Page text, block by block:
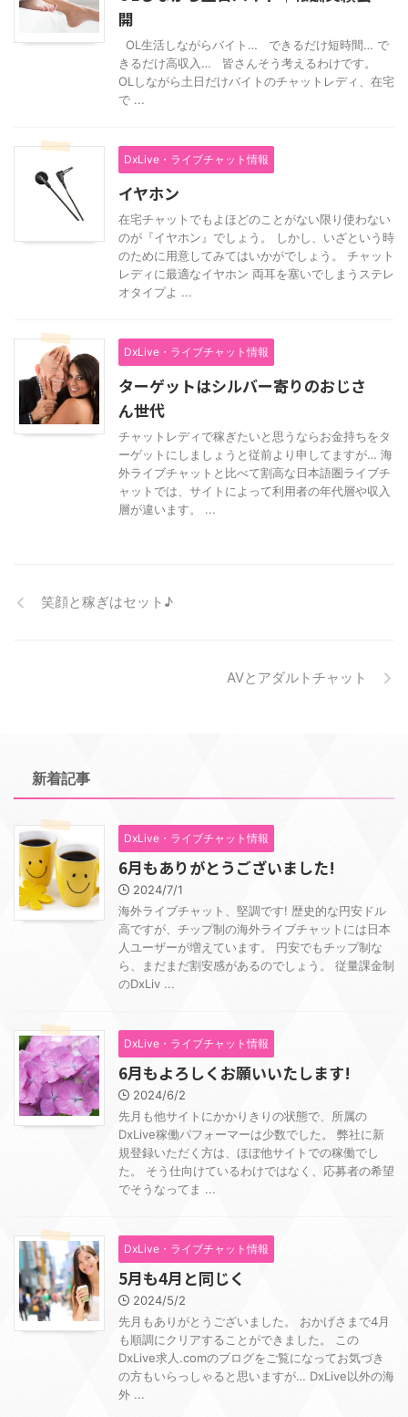
開
OL生活しながらバイト… できるだけ短時間… で
きるだけ高収入… 皆さんそう考えるわけです。
OLしながら土日だけバイトのチャットレディ、在宅
で ...
DxLive・ライブチャット情報
イヤホン
在宅チャットでもよほどのことがない限り使わない
のが『イヤホン』でしょう。 しかし、いざという時
のために用意してみてはいかがでしょう。 チャット
レディに最適なイヤホン 両耳を塞いでしまうステレ
オタイプよ ...
DxLive・ライブチャット情報
ターゲットはシルバー寄りのおじさ
ん世代
チャットレディで稼ぎたいと思うならお金持ちをタ
ーゲットにしましょうと従前より申してますが… 海
外ライブチャットと比べて割高な日本語圏ライブチ
ャットでは、サイトによって利用者の年代層や収入
層が違います。 ...
笑顔と稼ぎはセット♪
AVとアダルトチャット
新着記事
DxLive・ライブチャット情報
6月もありがとうございました!
2024/7/1
海外ライブチャット、堅調です! 歴史的な円安ドル
高ですが、チップ制の海外ライブチャットには日本
人ユーザーが増えています。 円安でもチップ制な
ら、まだまだ割安感があるのでしょう。 従量課金制
のDxLiv ...
DxLive・ライブチャット情報
6月もよろしくお願いいたします!
2024/6/2
先月も他サイトにかかりきりの状態で、所属の
DxLive稼働パフォーマーは少数でした。 弊社に新
規登録いただく方は、ほぼ他サイトでの稼働でし
た。 そう仕向けているわけではなく、応募者の希望
でそうなってま ...
DxLive・ライブチャット情報
5月も4月と同じく
2024/5/2
先月もありがとうございました。 おかげさまで4月
も順調にクリアすることができました。 この
DxLive求人.comのブログをご覧になってお気づき
の方もいらっしゃると思いますが… DxLive以外の海
外 ...